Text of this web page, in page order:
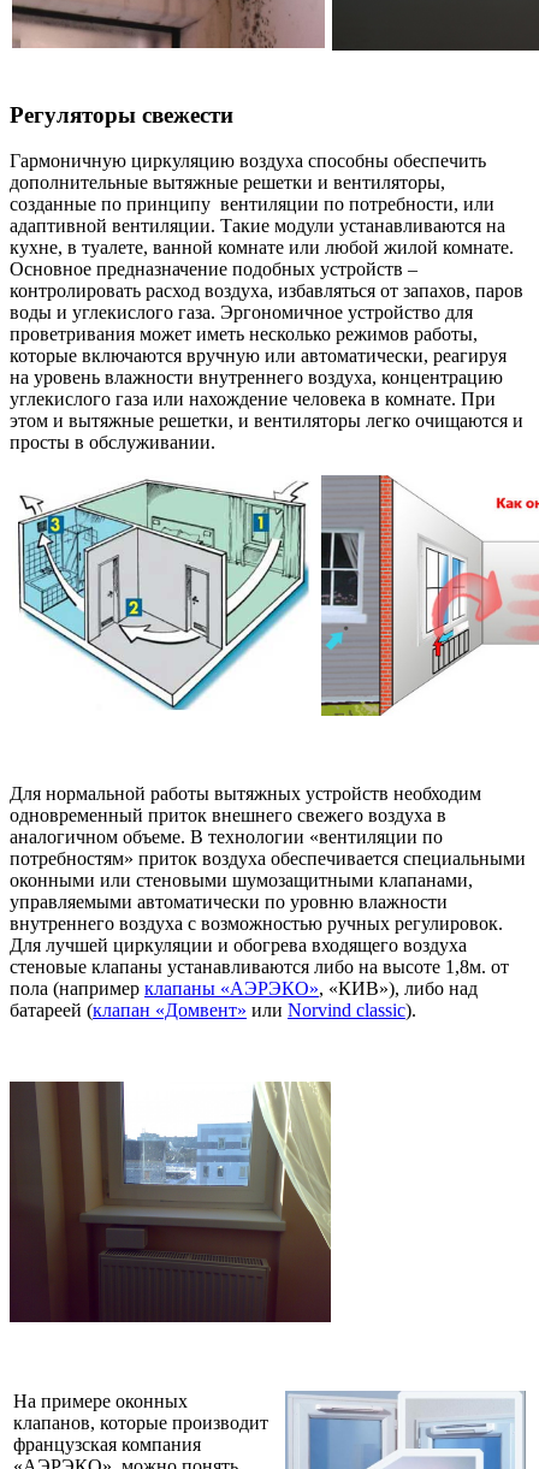
Регуляторы свежести
Гармоничную циркуляцию воздуха способны обеспечить
дополнительные вытяжные решетки и вентиляторы,
созданные по принципу вентиляции по потребности, или
адаптивной вентиляции. Такие модули устанавливаются на
кухне, в туалете, ванной комнате или любой жилой комнате.
Основное предназначение подобных устройств –
контролировать расход воздуха, избавляться от запахов, паров
воды и углекислого газа. Эргономичное устройство для
проветривания может иметь несколько режимов работы,
которые включаются вручную или автоматически, реагируя
на уровень влажности внутреннего воздуха, концентрацию
углекислого газа или нахождение человека в комнате. При
этом и вытяжные решетки, и вентиляторы легко очищаются и
просты в обслуживании.
Для нормальной работы вытяжных устройств необходим
одновременный приток внешнего свежего воздуха в
аналогичном объеме. В технологии «вентиляции по
потребностям» приток воздуха обеспечивается специальными
оконными или стеновыми шумозащитными клапанами,
управляемыми автоматически по уровню влажности
внутреннего воздуха с возможностью ручных регулировок.
Для лучшей циркуляции и обогрева входящего воздуха
стеновые клапаны устанавливаются либо на высоте 1,8м. от
пола (например клапаны «АЭРЭКО», «КИВ»), либо над
батареей (клапан «Домвент» или Norvind classic).
На примере оконных
клапанов, которые производит
французская компания